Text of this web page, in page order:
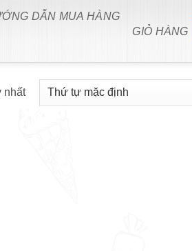
DẪN MUA HÀNG
GIỎ HÀNG
nhất